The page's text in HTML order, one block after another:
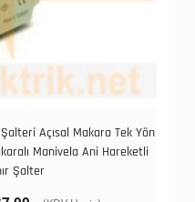
Şalteri Açısal Makara Tek Yön
Manivela Ani Hareketli
Şalter